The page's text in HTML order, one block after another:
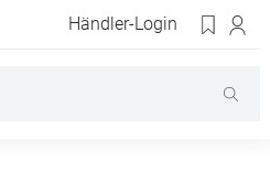
Händler-Login